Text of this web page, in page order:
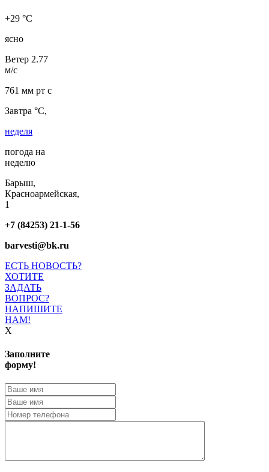
+29 °C
ясно
Ветер 2.77
м/с
761 мм рт с
Завтра °C,
неделя
погода на
неделю
Барыш,
Красноармейская,
1
+7 (84253) 21-1-56
barvesti@bk.ru
ЕСТЬ НОВОСТЬ?
ХОТИТЕ
ЗАДАТЬ
ВОПРОС?
НАПИШИТЕ
НАМ!
X
Заполните
форму!